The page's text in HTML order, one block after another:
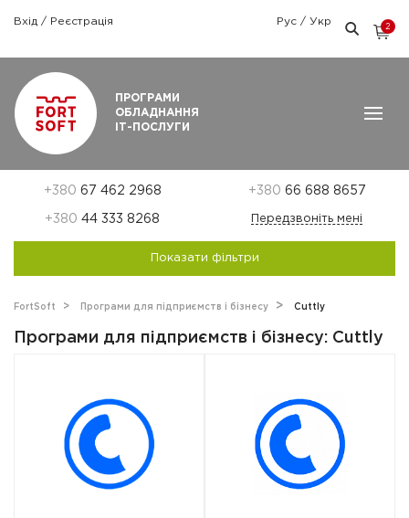
Вхід / Реєстрація Рус / Укр
2
ПРОГРАМИ
ОБЛАДНАННЯ
ІТ-ПОСЛУГИ
+380 67 462 2968 +380 66 688 8657
+380 44 333 8268 Передзвоніть мені
Показати фільтри
FortSoft Програми для підприємств і бізнесу Cuttly
Програми для підприємств і бізнесу: Cuttly